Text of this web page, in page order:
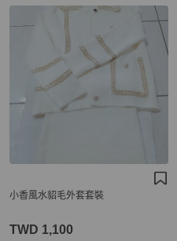
小香風水貂毛外套套裝
TWD 1,100